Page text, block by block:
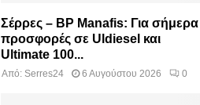
Σέρρες – BP Manafis: Για σήμερα
προσφορές σε Uldiesel και
Ultimate 100...
Από: Serres24 6 Αυγούστου 2026 0